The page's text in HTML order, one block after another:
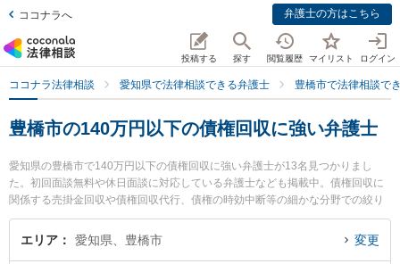
ココナラへ 弁護士の方はこちら
投稿する 探す 閲覧履歴 マイリスト ログイン
ココナラ法律相談 愛知県で法律相談できる弁護士 豊橋市で法律相談で
豊橋市の140万円以下の債権回収に強い弁護士
愛知県の豊橋市で140万円以下の債権回収に強い弁護士が13名見つかりまし
た。初回面談無料や休日面談に対応している弁護士なども掲載中。債権回収に
関係する売掛金回収や債権回収代行、債権の時効中断等の細かな分野での絞り
込み検索もでき便利です。特に豊橋みらい法律事務所の鴨下 卓治弁護士や弁護
士法人名城法律事務所 豊橋事務所の梅村 直也弁護士、旭合同法律事務所 豊橋
エリア 愛知県、豊橋市 変更